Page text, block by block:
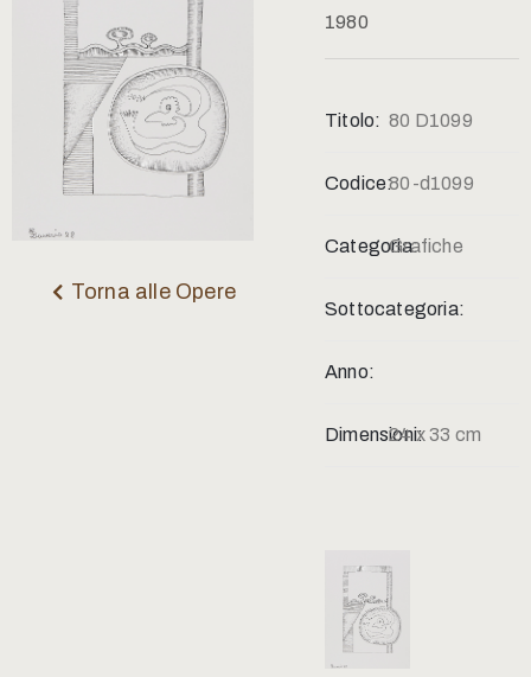
Torna alle Opere
1980
Titolo: 80 D1099
Codice:80-d1099
Categoria:Grafiche
Sottocategoria:
Anno:
Dimensioni:24 x 33 cm